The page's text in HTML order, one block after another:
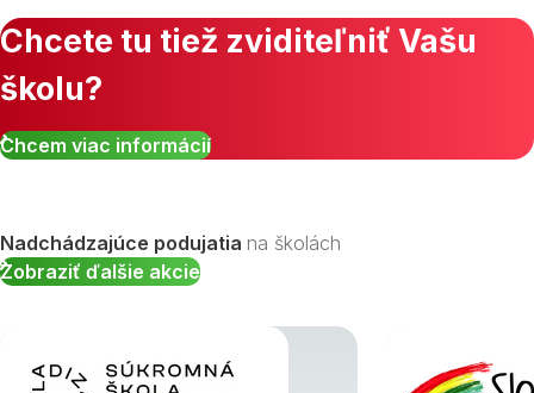
Zobraziť všetky študijné odbory »
Chcete tu tiež zviditeľniť Vašu
školu?
Chcem viac informácií
Nadchádzajúce podujatia na školách
Zobraziť ďalšie akcie